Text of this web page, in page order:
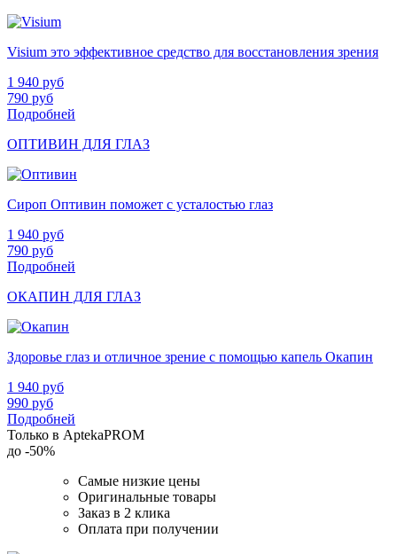
Visium это эффективное средство для восстановления зрения
1 940 руб
790 руб
Подробней
ОПТИВИН ДЛЯ ГЛАЗ
Сироп Оптивин поможет с усталостью глаз
1 940 руб
790 руб
Подробней
ОКАПИН ДЛЯ ГЛАЗ
Здоровье глаз и отличное зрение с помощью капель Окапин
1 940 руб
990 руб
Подробней
Только в AptekaPROM
до -50%
Самые низкие цены
Оригинальные товары
Заказ в 2 клика
Оплата при получении